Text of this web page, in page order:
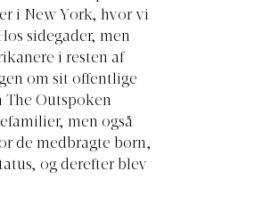
i New York, hvor vi
sidegader, men
i resten af
om sit offentlige
The Outspoken
men også
de medbragte børn,
og derefter blev